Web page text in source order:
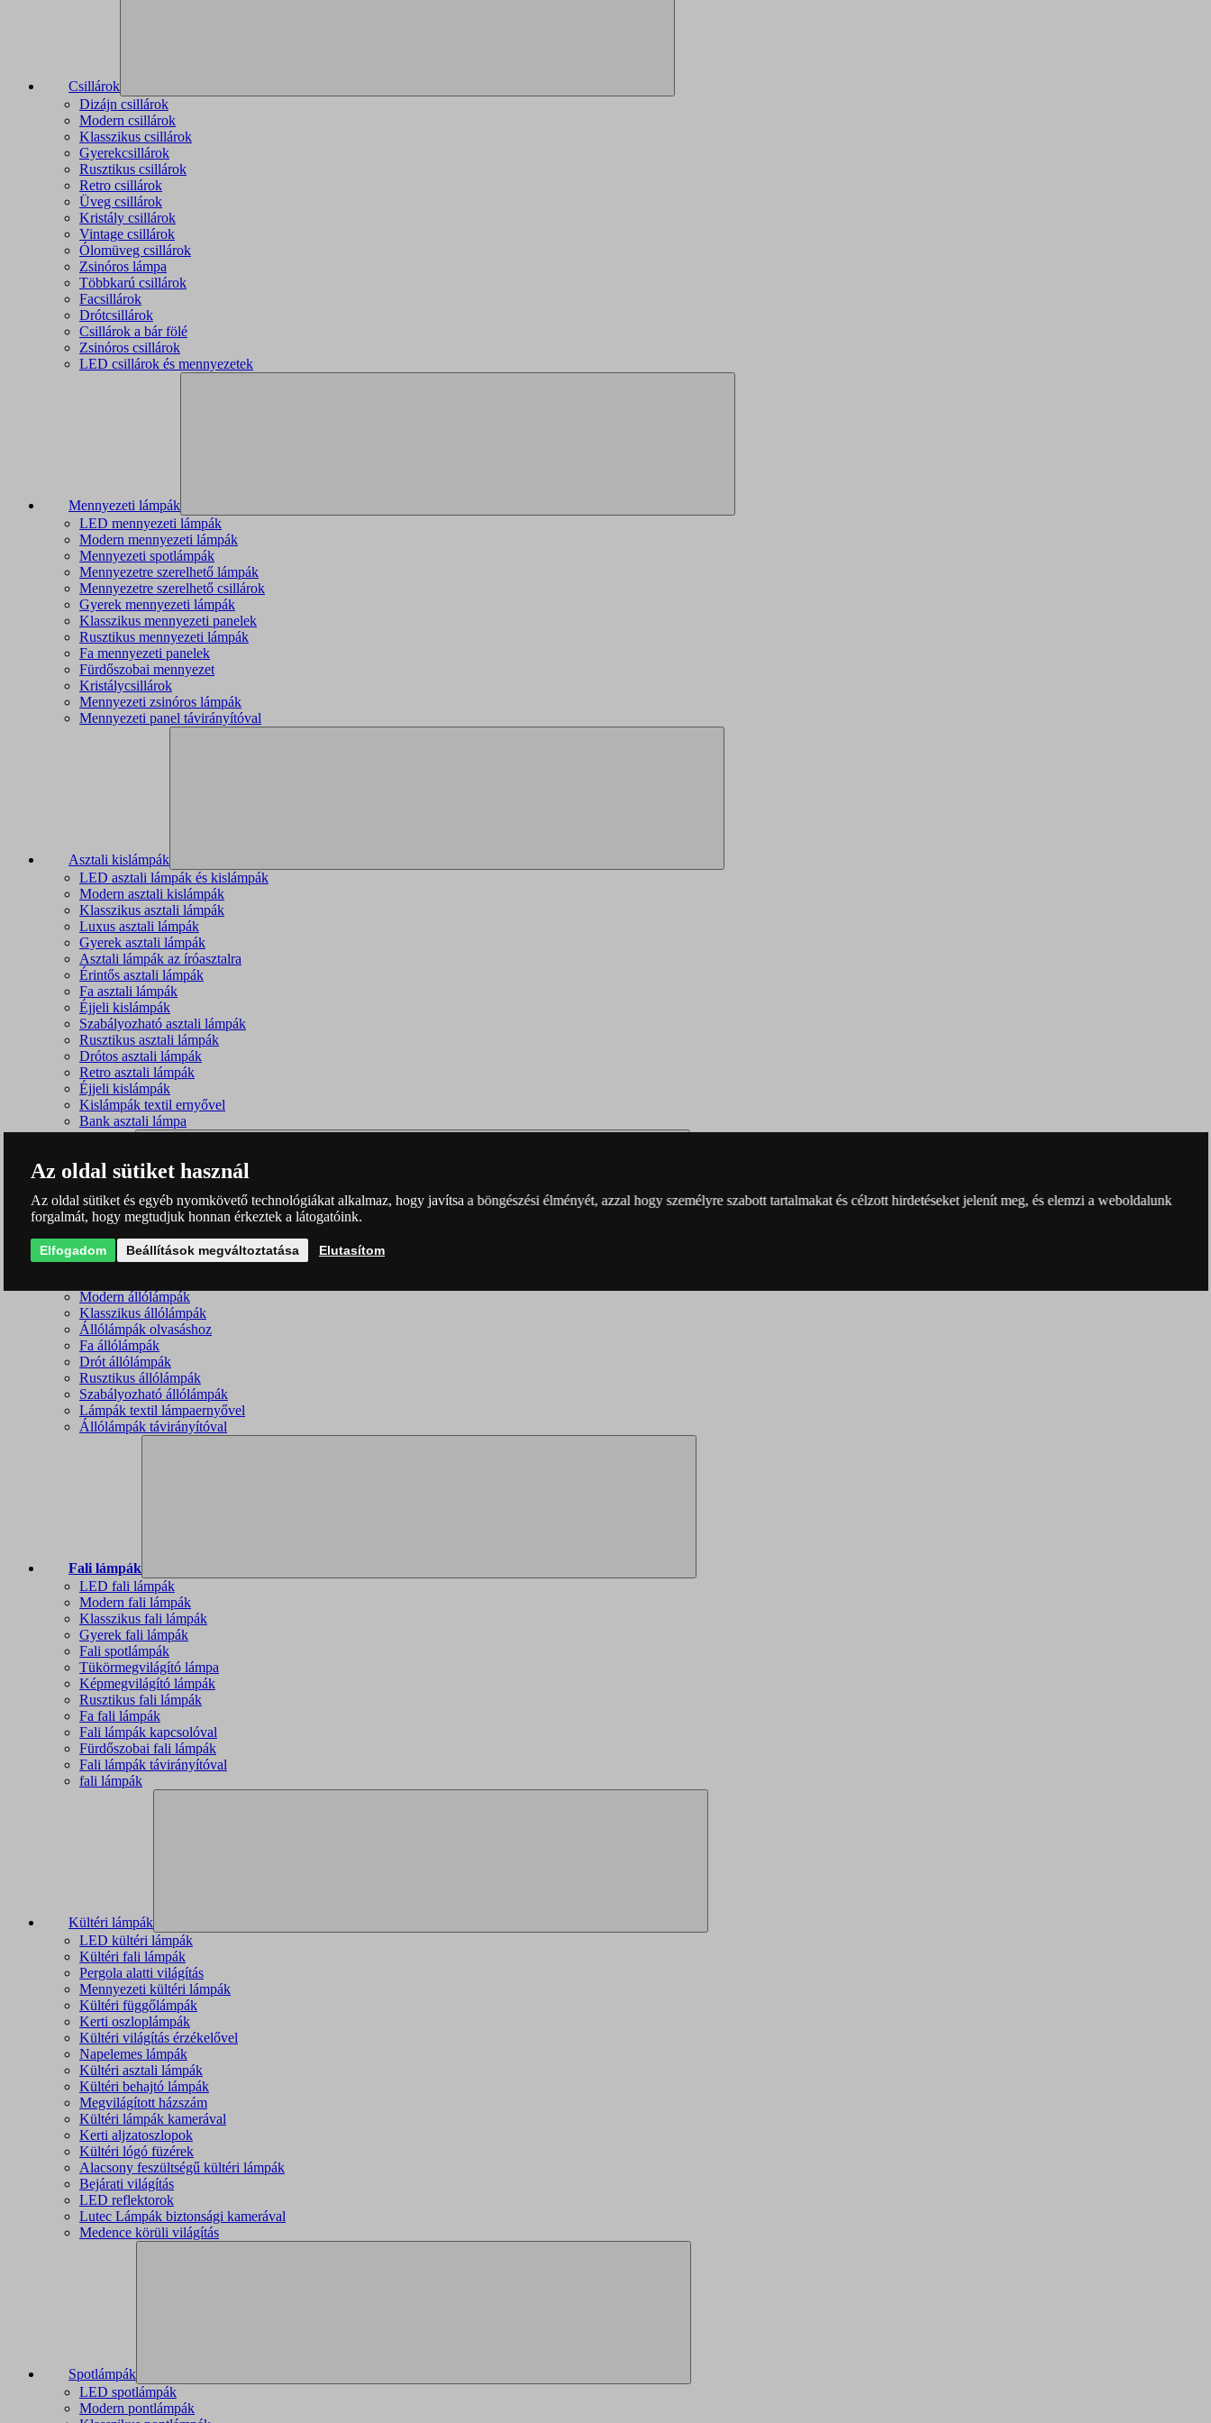
Csillárok
Dizájn csillárok
Modern csillárok
Klasszikus csillárok
Gyerekcsillárok
Rusztikus csillárok
Retro csillárok
Üveg csillárok
Kristály csillárok
Vintage csillárok
Ólomüveg csillárok
Zsinóros lámpa
Többkarú csillárok
Facsillárok
Drótcsillárok
Csillárok a bár fölé
Zsinóros csillárok
LED csillárok és mennyezetek
Mennyezeti lámpák
LED mennyezeti lámpák
Modern mennyezeti lámpák
Mennyezeti spotlámpák
Mennyezetre szerelhető lámpák
Mennyezetre szerelhető csillárok
Gyerek mennyezeti lámpák
Klasszikus mennyezeti panelek
Rusztikus mennyezeti lámpák
Fa mennyezeti panelek
Fürdőszobai mennyezet
Kristálycsillárok
Mennyezeti zsinóros lámpák
Mennyezeti panel távirányítóval
Asztali kislámpák
LED asztali lámpák és kislámpák
Modern asztali kislámpák
Klasszikus asztali lámpák
Luxus asztali lámpák
Gyerek asztali lámpák
Asztali lámpák az íróasztalra
Érintős asztali lámpák
Fa asztali lámpák
Éjjeli kislámpák
Szabályozható asztali lámpák
Rusztikus asztali lámpák
Drótos asztali lámpák
Retro asztali lámpák
Éjjeli kislámpák
Kislámpák textil ernyővel
Bank asztali lámpa
Állólámpák
Modern állólámpák
Klasszikus állólámpák
Állólámpák olvasáshoz
Fa állólámpák
Drót állólámpák
Rusztikus állólámpák
Szabályozható állólámpák
Lámpák textil lámpaernyővel
Állólámpák távirányítóval
Fali lámpák
LED fali lámpák
Modern fali lámpák
Klasszikus fali lámpák
Gyerek fali lámpák
Fali spotlámpák
Tükörmegvilágító lámpa
Képmegvilágító lámpák
Rusztikus fali lámpák
Fa fali lámpák
Fali lámpák kapcsolóval
Fürdőszobai fali lámpák
Fali lámpák távirányítóval
fali lámpák
Kültéri lámpák
LED kültéri lámpák
Kültéri fali lámpák
Pergola alatti világítás
Mennyezeti kültéri lámpák
Kültéri függőlámpák
Kerti oszloplámpák
Kültéri világítás érzékelővel
Napelemes lámpák
Kültéri asztali lámpák
Kültéri behajtó lámpák
Megvilágított házszám
Kültéri lámpák kamerával
Kerti aljzatoszlopok
Kültéri lógó füzérek
Alacsony feszültségű kültéri lámpák
Bejárati világítás
LED reflektorok
Lutec Lámpák biztonsági kamerával
Medence körüli világítás
Spotlámpák
LED spotlámpák
Modern pontlámpák
Az oldal sütiket használ
Az oldal sütiket és egyéb nyomkövető technológiákat alkalmaz, hogy javítsa a böngészési élményét, azzal hogy személyre szabott tartalmakat és célzott hirdetéseket jelenít meg, és elemzi a weboldalunk
forgalmát, hogy megtudjuk honnan érkeztek a látogatóink.
Elfogadom Beállítások megváltoztatása Elutasítom